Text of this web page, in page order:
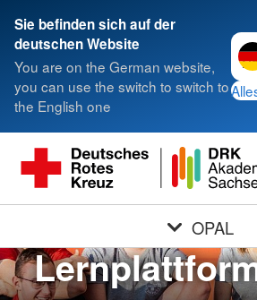
Sie befinden sich auf der
deutschen Website
You are on the German website,
you can use the switch to switch to
the English one
OPAL